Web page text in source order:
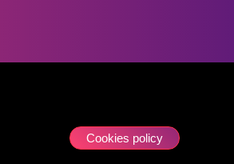
Cookies policy